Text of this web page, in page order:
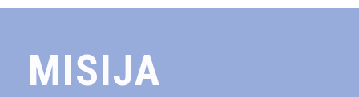
MISIJA